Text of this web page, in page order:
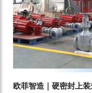
欧菲智造｜硬密封上